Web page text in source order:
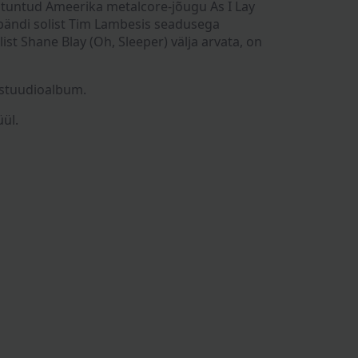
Ameerika metalcore-jõugu As I Lay
solist Tim Lambesis seadusega
Shane Blay (Oh, Sleeper) välja arvata, on